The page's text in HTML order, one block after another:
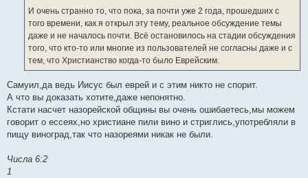
И очень странно то, что пока, за почти уже 2 года, прошедших с
того времени, как я открыл эту тему, реальное обсуждение темы
даже и не началось почти. Всё остановилось на стадии обсуждения
того, что кто-то или многие из пользователей не согласны даже и с
тем, что Христианство когда-то было Еврейским.
Самуил,да ведь Иисус был еврей и с этим никто не спорит.
А что вы доказать хотите,даже непонятно.
Кстати насчет назорейской общины вы очень ошибаетесь,мы можем
говорит о ессеях,но христиане пили вино и стриглись,употребляли в
пищу виноград,так что назореями никак не были.
Числа 6:2
1